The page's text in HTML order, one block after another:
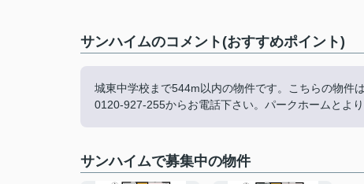
サンハイムのコメント(おすすめポイント)
城東中学校まで544m以内の物件です。こちらの物件
0120-927-255からお電話下さい。パークホームとよ
サンハイムで募集中の物件